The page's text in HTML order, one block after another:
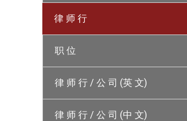
律 师 行
职 位
律 师 行 / 公 司 (英 文)
律 师 行 / 公 司 (中 文)